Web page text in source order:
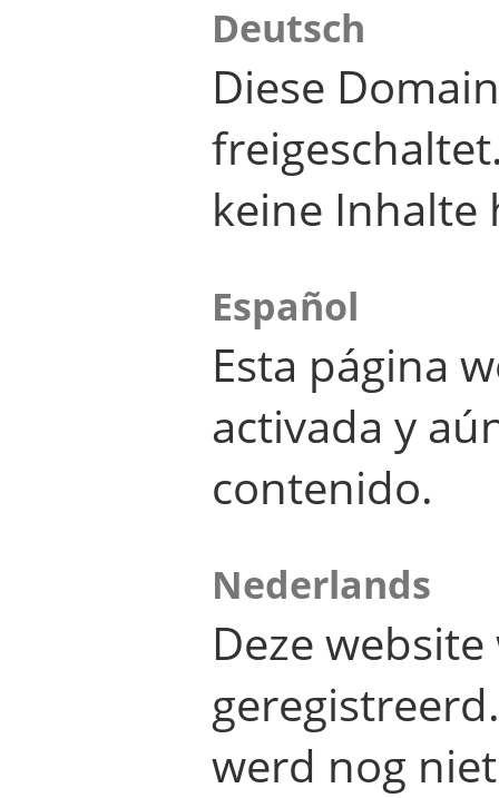
Deutsch
Diese
keine Inhalte
Español
Esta página
activada y
contenido.
Nederlands
Deze
werd nog